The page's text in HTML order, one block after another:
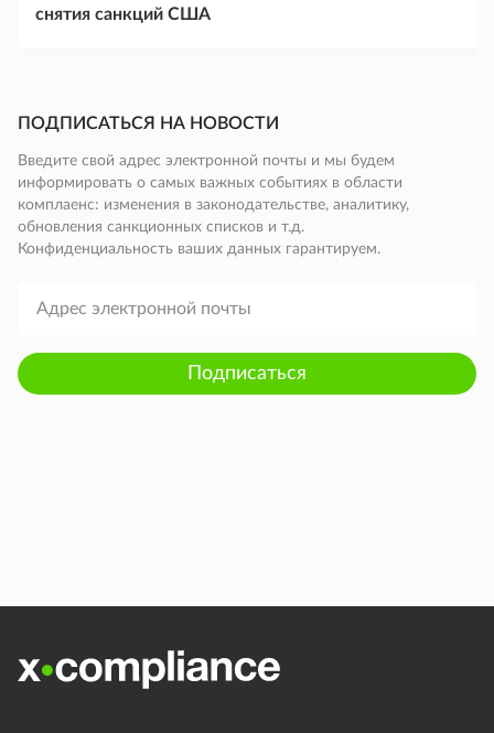
снятия санкций США
ПОДПИСАТЬСЯ НА НОВОСТИ
Введите свой адрес электронной почты и мы будем
информировать о самых важных событиях в области
комплаенс: изменения в законодательстве, аналитику,
обновления санкционных списков и т.д.
Конфиденциальность ваших данных гарантируем.
Подписаться